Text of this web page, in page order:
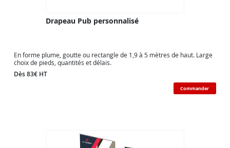
Drapeau Pub personnalisé
En forme plume, goutte ou rectangle de 1,9 à 5 mètres de haut. Large
choix de pieds, quantités et délais.
Dès 83€ HT
Commander